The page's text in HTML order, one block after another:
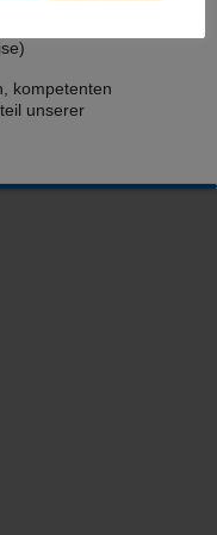
kompetenten
unserer